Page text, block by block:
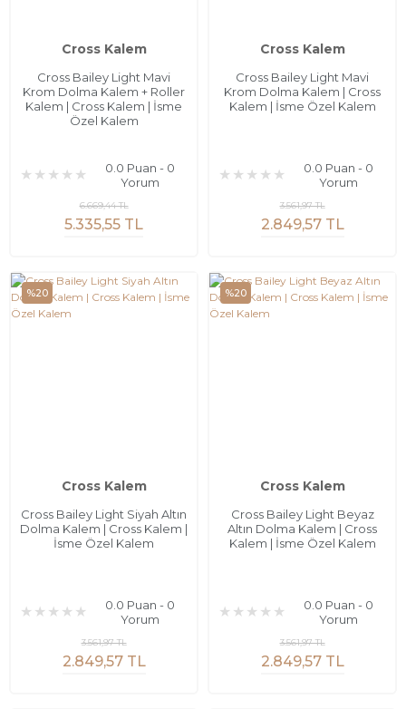
Cross Kalem
Cross Bailey Light Mavi
Krom Dolma Kalem + Roller
Kalem | Cross Kalem | İsme
Özel Kalem
0.0 Puan - 0
Yorum
5.335,55 TL
6.669,44 TL
Cross Kalem
Cross Bailey Light Mavi
Krom Dolma Kalem | Cross
Kalem | İsme Özel Kalem
0.0 Puan - 0
Yorum
2.849,57 TL
3.561,97 TL
%20
Cross Kalem
Cross Bailey Light Siyah Altın
Dolma Kalem | Cross Kalem |
İsme Özel Kalem
0.0 Puan - 0
Yorum
2.849,57 TL
3.561,97 TL
%20
Cross Kalem
Cross Bailey Light Beyaz
Altın Dolma Kalem | Cross
Kalem | İsme Özel Kalem
0.0 Puan - 0
Yorum
2.849,57 TL
3.561,97 TL